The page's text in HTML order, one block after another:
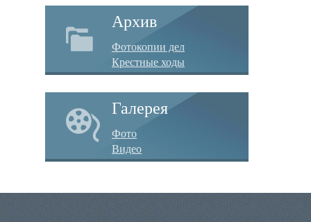
Архив
Фотокопии дел
Крестные ходы
Галерея
Фото
Видео